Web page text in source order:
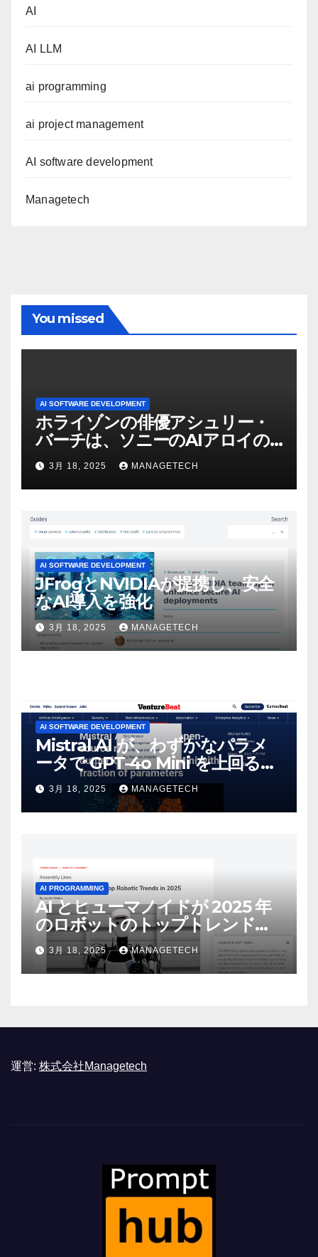
AI
AI LLM
ai programming
ai project management
AI software development
Managetech
You missed
AI SOFTWARE DEVELOPMENT
ホライゾンの俳優アシュリー・
バーチは、ソニーのAIアロイの
ビデオを見て「ゲームパフォー
マンスという芸術形式に不安を
感じた」と語る – IGN
3月 18, 2025 MANAGETECH
AI SOFTWARE DEVELOPMENT
JFrogとNVIDIAが提携し、安全
なAI導入を強化
3月 18, 2025 MANAGETECH
AI SOFTWARE DEVELOPMENT
Mistral AI が、わずかなパラメ
ータで GPT-4o Mini を上回る新
しいオープンソース モデルをリ
リース | VentureBeat
3月 18, 2025 MANAGETECH
AI PROGRAMMING
AI とヒューマノイドが 2025 年
のロボットのトップトレンドに |
ASSEMBLY
3月 18, 2025 MANAGETECH
運営: 株式会社Managetech